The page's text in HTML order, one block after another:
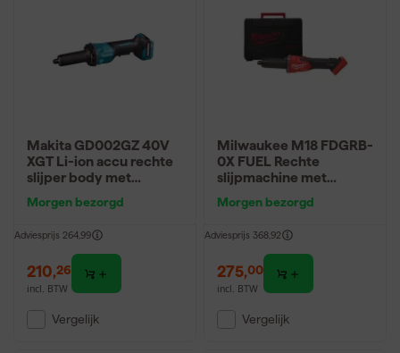
Makita GD002GZ 40V
XGT Li-ion accu rechte
slijper body met
Morgen bezorgd
Adviesprijs 264,99
210,26
incl. BTW
Vergelijk
Milwaukee M18 FDGRB-
0X FUEL Rechte
slijpmachine met
Morgen bezorgd
Adviesprijs 368,92
275,00
incl. BTW
Vergelijk